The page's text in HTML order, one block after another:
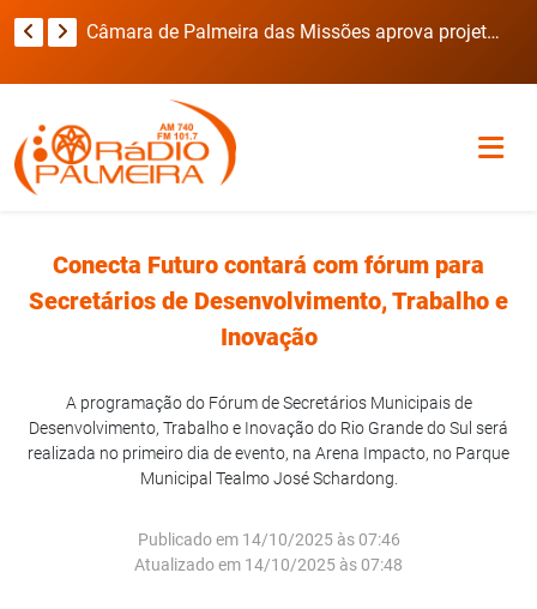
Câmara de Palmeira das Missões aprova projetos para saúde, infraestrutura, educação e cultura
Conecta Futuro contará com fórum para
Secretários de Desenvolvimento, Trabalho e
Inovação
A programação do Fórum de Secretários Municipais de
Desenvolvimento, Trabalho e Inovação do Rio Grande do Sul será
realizada no primeiro dia de evento, na Arena Impacto, no Parque
Municipal Tealmo José Schardong.
Publicado em 14/10/2025 às 07:46
Atualizado em 14/10/2025 às 07:48